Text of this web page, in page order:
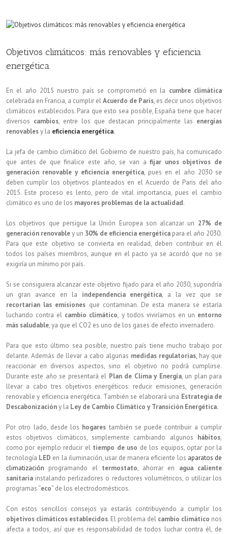
Objetivos climáticos: más renovables y eficiencia
energética
En el año 2015 nuestro país se comprometió en la cumbre climática
celebrada en Francia, a cumplir elAcuerdo de París, es decir unos objetivos
climáticos establecidos. Para que esto sea posible, España tiene que hacer
diversos cambios, entre los que destacan principalmente las energías
renovablesy la eficiencia energética.
La jefa de cambio climático del Gobierno de nuestro país, ha comunicado
que antes de que finalice este año, se van afijar unos objetivos de
generación renovable y eficiencia energética, pues en el año 2030 se
deben cumplir los objetivos planteados en el Acuerdo de Paris del año
2015. Este proceso es lento, pero de vital importancia, pues el cambio
climático es uno de los mayores problemas de la actualidad.
Los objetivos que persigue la Unión Europea son alcanzar un 27% de
generación renovabley un 30% de eficiencia energética para el año 2030.
Para que este objetivo se convierta en realidad, deben contribuir en él
todos los países miembros, aunque en el pacto ya se acordó que no se
exigiría un mínimo por país.
Si se consiguiera alcanzar este objetivo fijado para el año 2030, supondría
un gran avance en la independencia energética, a la vez que se
recortarían las emisiones que contaminan. De esta manera se estaría
luchando contra el cambio climático, y todos viviríamos en un entorno
más saludable, ya que el CO2 es uno de los gases de efecto invernadero.
Para que esto último sea posible, nuestro país tiene mucho trabajo por
delante. Además de llevar a cabo algunas medidas regulatorias, hay que
reaccionar en diversos aspectos, sino el objetivo no podrá cumplirse.
Durante este año se presentará el Plan de Clima y Energía, un plan para
llevar a cabo tres objetivos energéticos: reducir emisiones, generación
renovable y eficiencia energética. También se elaborará una Estrategia de
Descabonizacióny la Ley de Cambio Climático y Transición Energética.
Por otro lado, desde los hogares también se puede contribuir a cumplir
estos objetivos climáticos, simplemente cambiando algunos hábitos,
como por ejemplo reducir el tiempo de uso de los equipos, optar por la
tecnología LED en la iluminación, usar de manera eficiente los aparatos de
climatización programando el termostato, ahorrar en agua caliente
sanitaria instalando perlizadores o reductores volumétricos, o utilizar los
programas “eco” de los electrodomésticos.
Con estos sencillos consejos ya estarás contribuyendo a cumplir los
objetivos climáticos establecidos. El problema del cambio climático nos
afecta a todos, así que es responsabilidad de todos luchar contra él, de